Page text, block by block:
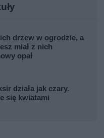
drzew w ogrodzie, a
miał z nich
opał
działa jak czary.
się kwiatami